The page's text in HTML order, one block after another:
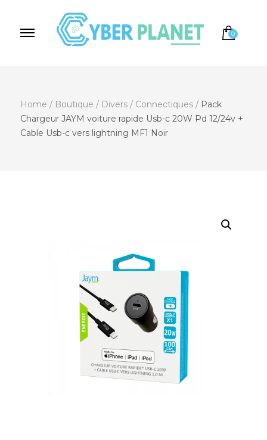
0
Home / Boutique / Divers / Connectiques / Pack
Chargeur JAYM voiture rapide Usb-c 20W Pd 12/24v +
Cable Usb-c vers lightning MF1 Noir